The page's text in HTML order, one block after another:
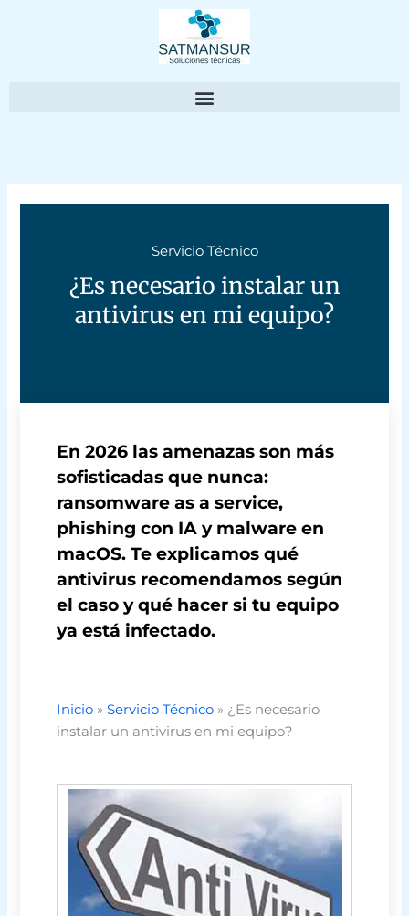
Servicio Técnico
¿Es necesario instalar un
antivirus en mi equipo?
En 2026 las amenazas son más
sofisticadas que nunca:
ransomware as a service,
phishing con IA y malware en
macOS. Te explicamos qué
antivirus recomendamos según
el caso y qué hacer si tu equipo
ya está infectado.
Inicio »Servicio Técnico » ¿Es necesario
instalar un antivirus en mi equipo?